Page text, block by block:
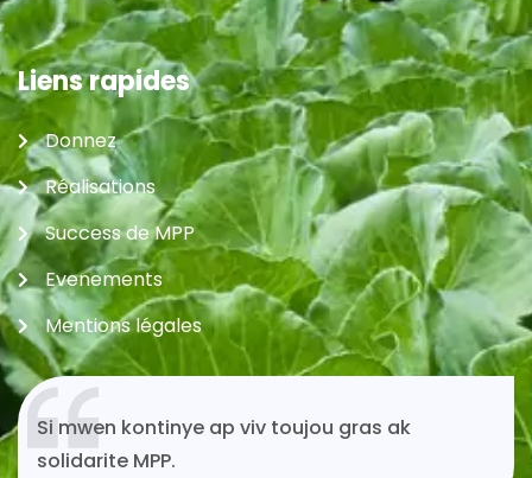
Liens rapides
Donnez
Réalisations
Success de MPP
Evenements
Mentions légales
Si mwen kontinye ap viv toujou gras ak
solidarite MPP.